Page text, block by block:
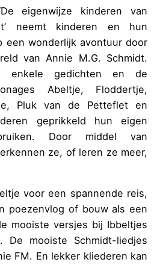
eigenwijze kinderen van
neemt kinderen en hun
een wonderlijk avontuur door
van Annie M.G. Schmidt.
enkele gedichten en de
Abeltje, Floddertje,
Pluk van de Petteflet en
geprikkeld hun eigen
Door middel van
ze, of leren ze meer,
voor een spannende reis,
poezenvlog of bouw als een
mooiste versjes bij Ibbeltjes
De mooiste Schmidt-liedjes
FM. En lekker kliederen kan